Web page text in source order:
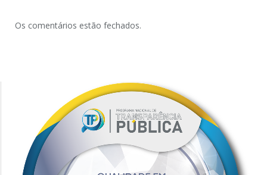
Os comentários estão fechados.